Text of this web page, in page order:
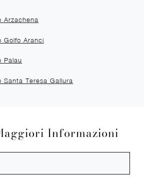
Arzachena
Golfo Aranci
Palau
Santa Teresa Gallura
Informazioni